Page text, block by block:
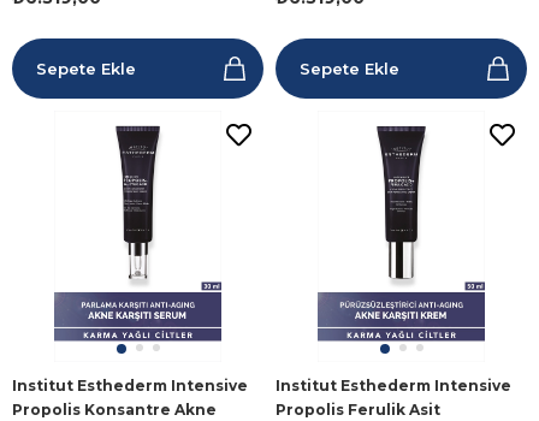
Sepete Ekle Sepete Ekle
Institut Esthederm Intensive
Propolis Konsantre Akne
Institut Esthederm Intensive
Propolis Ferulik Asit